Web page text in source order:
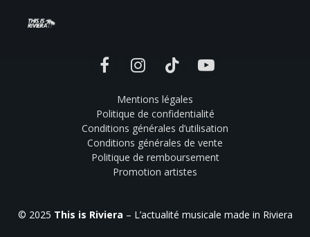
FacebookInstagramTikTok YouTube
Mentions légales
Politique de confidentialité
Conditions générales d’utilisation
Conditions générales de vente
Politique de remboursement
Promotion artistes
© 2025 This is Riviera – L’actualité musicale made in Riviera